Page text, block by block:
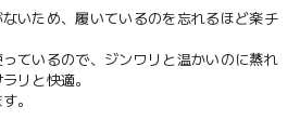
いため、履いているのを忘れるほど楽チ
ているので、ジンワリと温かいのに蒸れ
リと快適。
。